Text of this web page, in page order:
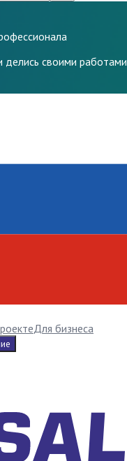
делись своими работами
Для бизнеса